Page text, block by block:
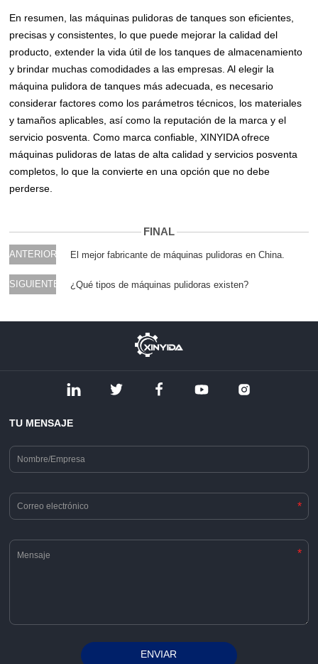
En resumen, las máquinas pulidoras de tanques son eficientes,
precisas y consistentes, lo que puede mejorar la calidad del
producto, extender la vida útil de los tanques de almacenamiento
y brindar muchas comodidades a las empresas. Al elegir la
máquina pulidora de tanques más adecuada, es necesario
considerar factores como los parámetros técnicos, los materiales
y tamaños aplicables, así como la reputación de la marca y el
servicio posventa. Como marca confiable, XINYIDA ofrece
máquinas pulidoras de latas de alta calidad y servicios posventa
completos, lo que la convierte en una opción que no debe
perderse.
FINAL
ANTERIOR El mejor fabricante de máquinas pulidoras en China.
SIGUIENTE ¿Qué tipos de máquinas pulidoras existen?
TU MENSAJE
*
*
ENVIAR